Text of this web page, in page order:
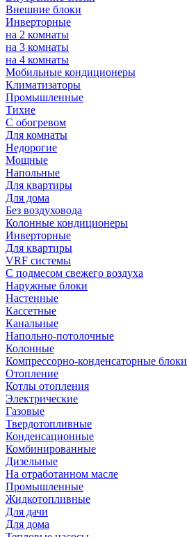
Внешние блоки
Инверторные
на 2 комнаты
на 3 комнаты
на 4 комнаты
Мобильные кондиционеры
Климатизаторы
Промышленные
Тихие
С обогревом
Для комнаты
Недорогие
Мощные
Напольные
Для квартиры
Для дома
Без воздуховода
Колонные кондиционеры
Инверторные
Для квартиры
VRF системы
С подмесом свежего воздуха
Наружные блоки
Настенные
Кассетные
Канальные
Напольно-потолочные
Колонные
Компрессорно-конденсаторные блоки
Отопление
Котлы отопления
Электрические
Газовые
Твердотопливные
Конденсационные
Комбинированные
Дизельные
На отработанном масле
Промышленные
Жидкотопливные
Для дачи
Для дома